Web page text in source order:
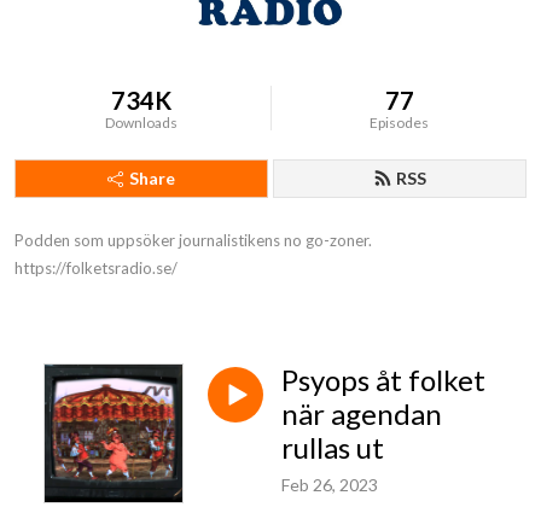
734K
Downloads
77
Episodes
Share RSS
Podden som uppsöker journalistikens no go-zoner.
https://folketsradio.se/
Psyops åt folket
när agendan
rullas ut
Feb 26, 2023